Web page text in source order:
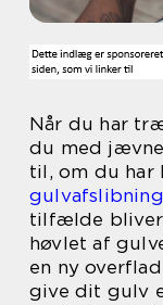
Når du har
du med
til, om du har
tilfælde bliver
høvlet af
en ny
give dit gulv